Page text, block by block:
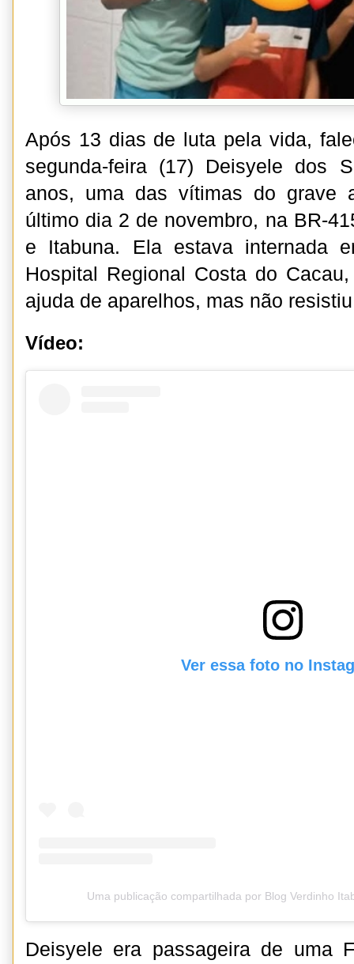
Após 13 dias de luta pela vida,
segunda-feira (17) Deisyele dos
anos, uma das vítimas do grave
último dia 2 de novembro, na BR-
e Itabuna. Ela estava internada
Hospital Regional Costa do
ajuda de aparelhos, mas não
Vídeo:
Ver essa foto no
Uma publicação compartilhada por Blog Verdinho
Deisyele era passageira de uma